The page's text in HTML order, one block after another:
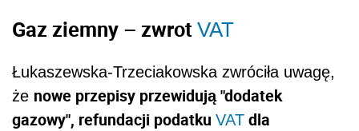
Gaz ziemny – zwrot VAT
Łukaszewska-Trzeciakowska zwróciła uwagę,
że nowe przepisy przewidują "dodatek
gazowy", refundacji podatku VAT dla